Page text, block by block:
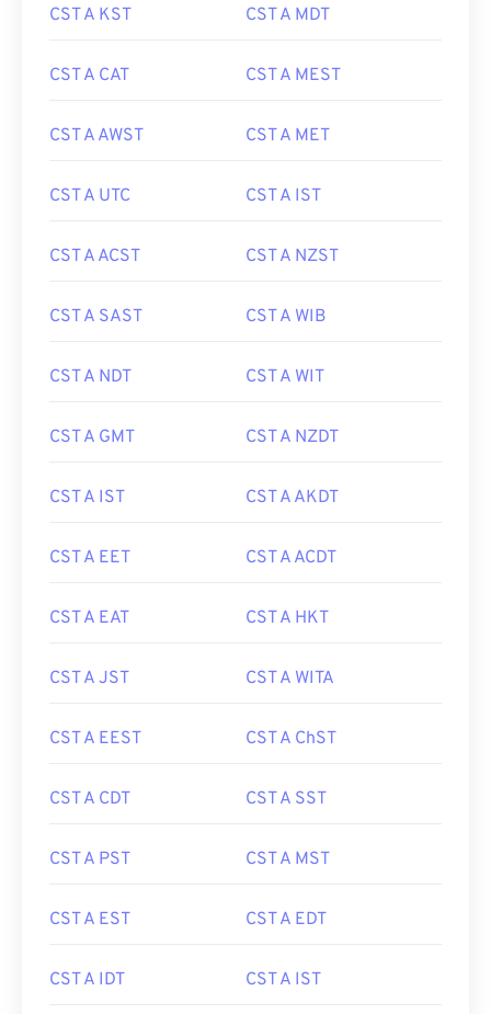
CST A KST CST A MDT
CST A CAT CST A MEST
CST A AWST CST A MET
CST A UTC CST A IST
CST A ACST CST A NZST
CST A SAST CST A WIB
CST A NDT CST A WIT
CST A GMT CST A NZDT
CST A IST CST A AKDT
CST A EET CST A ACDT
CST A EAT CST A HKT
CST A JST CST A WITA
CST A EEST CST A ChST
CST A CDT CST A SST
CST A PST CST A MST
CST A EST CST A EDT
CST A IDT CST A IST